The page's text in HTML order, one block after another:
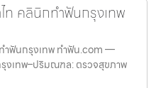
คลินิกทำฟันกรุงเทพ
ฟันกรุงเทพ ทำฟัน.com —
งเทพ–ปริมณฑล: ตรวจสุขภาพ